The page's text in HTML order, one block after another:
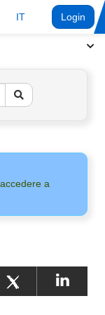
IT Login
a